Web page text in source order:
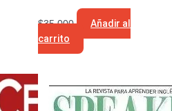
$35.000
Añadir al
carrito